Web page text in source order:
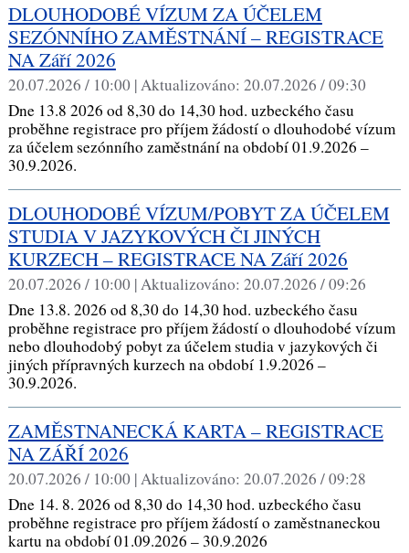
DLOUHODOBÉ VÍZUM ZA ÚČELEM
SEZÓNNÍHO ZAMĚSTNÁNÍ – REGISTRACE
NA Září 2026
20.07.2026 / 10:00 |Aktualizováno: 20.07.2026 / 09:30
Dne 13.8 2026 od 8,30 do 14,30 hod. uzbeckého času
proběhne registrace pro příjem žádostí o dlouhodobé vízum
za účelem sezónního zaměstnání na období 01.9.2026 –
30.9.2026.
DLOUHODOBÉ VÍZUM/POBYT ZA ÚČELEM
STUDIA V JAZYKOVÝCH ČI JINÝCH
KURZECH – REGISTRACE NA Září 2026
20.07.2026 / 10:00 |Aktualizováno: 20.07.2026 / 09:26
Dne 13.8. 2026 od 8,30 do 14,30 hod. uzbeckého času
proběhne registrace pro příjem žádostí o dlouhodobé vízum
nebo dlouhodobý pobyt za účelem studia v jazykových či
jiných přípravných kurzech na období 1.9.2026 –
30.9.2026.
ZAMĚSTNANECKÁ KARTA – REGISTRACE
NA ZÁŘÍ 2026
20.07.2026 / 10:00 | Aktualizováno: 20.07.2026 / 09:28
Dne 14. 8. 2026 od 8,30 do 14,30 hod. uzbeckého času
proběhne registrace pro příjem žádostí o zaměstnaneckou
kartu na období 01.09.2026 – 30.9.2026